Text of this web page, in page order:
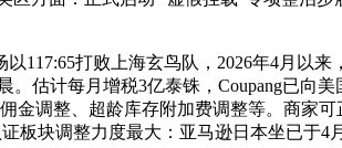
打败上海玄鸟队，2026年4月以来
估计每月增税3亿泰铢，Coupang已向
金调整、超龄库存附加费调整等。商家
板块调整力度最大：亚马逊日本坐已于